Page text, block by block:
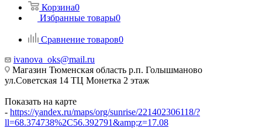
Корзина0
Избранные товары0
Сравнение товаров0
ivanova_oks@mail.ru
Магазин Тюменская область р.п. Голышманово
ул.Советская 14 ТЦ Монетка 2 этаж
Показать на карте
- https://yandex.ru/maps/org/sunrise/221402306118/?
ll=68.374738%2C56.392791&amp;z=17.08